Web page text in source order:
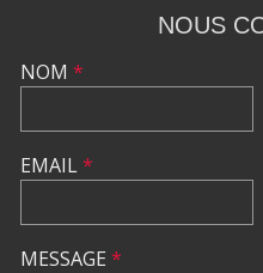
NOUS
NOM *
EMAIL*
MESSAGE *